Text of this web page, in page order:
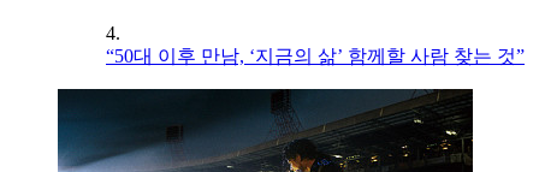
4.
“50대 이후 만남, ‘지금의 삶’ 함께할 사람 찾는 것”